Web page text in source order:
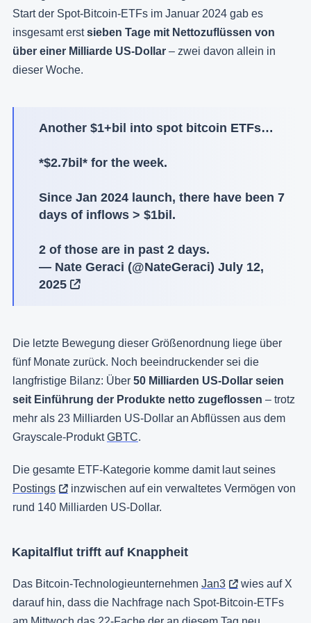
Start der Spot-Bitcoin-ETFs im Januar 2024 gab es
insgesamt erstsieben Tage mit Nettozuflüssen von
über einer Milliarde US-Dollar – zwei davon allein in
dieser Woche.
Another $1+bil into spot bitcoin ETFs…
*$2.7bil* for the week.
Since Jan 2024 launch, there have been 7
days of inflows > $1bil.
2 of those are in past 2 days.
— Nate Geraci (@NateGeraci) July 12,
2025
Die letzte Bewegung dieser Größenordnung liege über
fünf Monate zurück. Noch beeindruckender sei die
langfristige Bilanz: Über 50 Milliarden US-Dollar seien
seit Einführung der Produkte netto zugeflossen – trotz
mehr als 23 Milliarden US-Dollar an Abflüssen aus dem
Grayscale-ProduktGBTC.
Die gesamte ETF-Kategorie komme damit laut seines
Postings
inzwischen auf ein verwaltetes Vermögen von
rund 140 Milliarden US-Dollar.
Kapitalflut trifft auf Knappheit
Das Bitcoin-Technologieunternehmen Jan3
wies auf X
darauf hin, dass die Nachfrage nach Spot-Bitcoin-ETFs